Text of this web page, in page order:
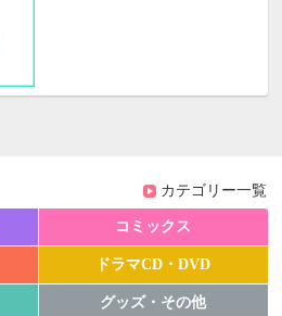
カテゴリー一覧
コミックス
ドラマCD・DVD
グッズ・その他